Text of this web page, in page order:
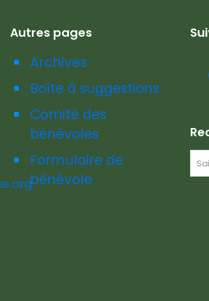
Autres pages
Archives
Boîte à suggestions
Comité des
bénévoles
Formulaire de
bénévole